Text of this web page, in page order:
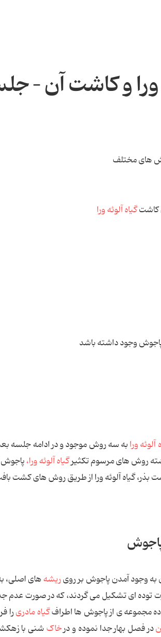
ورا و کاشت آن –
های مختلف
کاشتگیاه آلوئه ورا
وجود داشته باشد
آلوئه ورابه سه روش موجود و در ادامه جلسه
روش های مرسوم تکثیرگیاه آلوئه ورا،پاجوش
بذر، گیاه آلوئه ورا از طریق روش های کشت
پاجوش
به وجود آمدن پاجوش بر رویریشههای اصلی،
توده ای تشکیل می گردند، که در صورت عدم
مجموعه ی از پاجوش ها اطرافگیاه مادریرا
در فصل بهار جدا نموده و درخاک شنی با